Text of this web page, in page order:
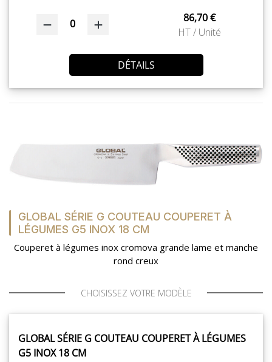
0
86,70 €
HT / Unité
DÉTAILS
GLOBAL SÉRIE G COUTEAU COUPERET À
LÉGUMES G5 INOX 18 CM
Couperet à légumes inox cromova grande lame et manche
rond creux
CHOISISSEZ VOTRE MODÈLE
GLOBAL SÉRIE G COUTEAU COUPERET À LÉGUMES
G5 INOX 18 CM